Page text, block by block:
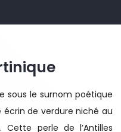
sous le surnom poétique
écrin de verdure niché au
perle de l’Antilles